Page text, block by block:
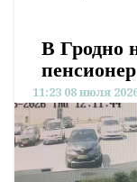
В Гродно
11:23 08 июля